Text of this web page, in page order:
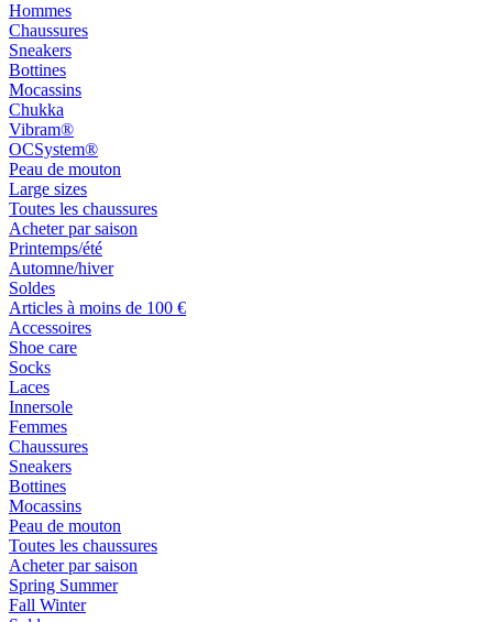
Hommes
Chaussures
Sneakers
Bottines
Mocassins
Chukka
Vibram®
OCSystem®
Peau de mouton
Large sizes
Toutes les chaussures
Acheter par saison
Printemps/été
Automne/hiver
Soldes
Articles à moins de 100 €
Accessoires
Shoe care
Socks
Laces
Innersole
Femmes
Chaussures
Sneakers
Bottines
Mocassins
Peau de mouton
Toutes les chaussures
Acheter par saison
Spring Summer
Fall Winter